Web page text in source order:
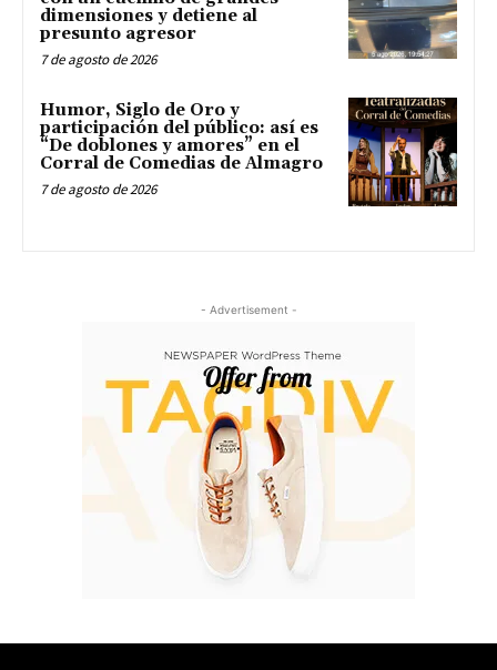
dimensiones y detiene al
presunto agresor
7 de agosto de 2026
Humor, Siglo de Oro y
participación del público: así es
“De doblones y amores” en el
Corral de Comedias de Almagro
7 de agosto de 2026
- Advertisement -